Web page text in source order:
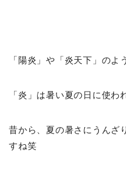
「陽炎」や「炎天下」のよ
「炎」は暑い夏の日に使わ
昔から、夏の暑さにうんざ
すね笑